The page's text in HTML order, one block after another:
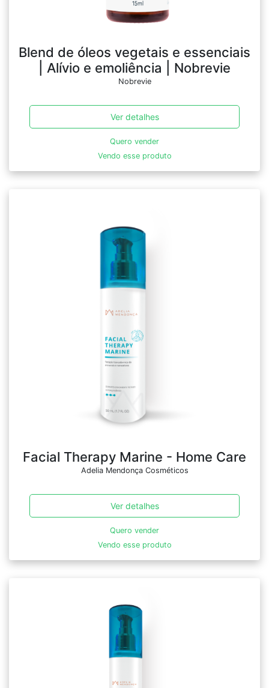
Blend de óleos vegetais e essenciais
| Alívio e emoliência | Nobrevie
Nobrevie
Ver detalhes
Quero vender
Vendo esse produto
Facial Therapy Marine - Home Care
Adelia Mendonça Cosméticos
Ver detalhes
Quero vender
Vendo esse produto